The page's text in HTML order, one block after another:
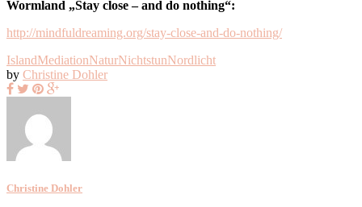
Wormland „Stay close – and do nothing“:
http://mindfuldreaming.org/stay-close-and-do-nothing/
IslandMediationNaturNichtstunNordlicht
by Christine Dohler
Christine Dohler